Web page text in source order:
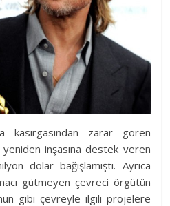
kasırgasından zarar gören
inşasına destek veren
dolar bağışlamıştı. Ayrıca
gütmeyen çevreci örgütün
gibi çevreyle ilgili projelere